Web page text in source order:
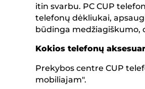
itin svarbu. PC CUP
telefonų dėkliukai,
būdinga medžiagiškumo,
Kokios telefonų
Prekybos centre CUP
mobiliajam".